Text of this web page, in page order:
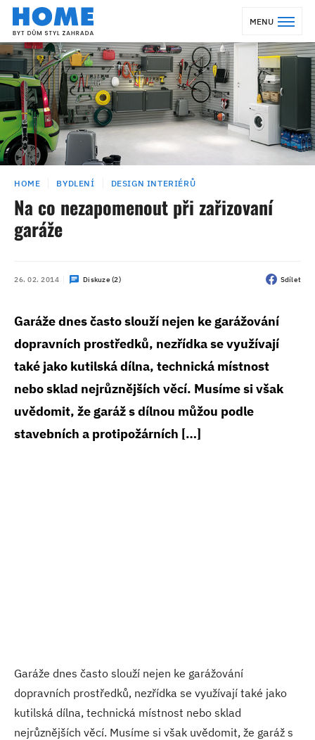
MENU
HOME BYDLENÍ DESIGN INTERIÉRŮ
Na co nezapomenout při zařizovaní
garáže
26. 02. 2014 Diskuze (2) Sdílet
Garáže dnes často slouží nejen ke garážování
dopravních prostředků, nezřídka se využívají
také jako kutilská dílna, technická místnost
nebo sklad nejrůznějších věcí. Musíme si však
uvědomit, že garáž s dílnou můžou podle
stavebních a protipožárních […]
Garáže dnes často slouží nejen ke garážování
dopravních prostředků, nezřídka se využívají také jako
kutilská dílna, technická místnost nebo sklad
nejrůznějších věcí. Musíme si však uvědomit, že garáž s